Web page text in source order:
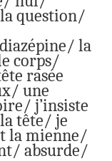
question/
la
corps/
rasée
une
j’insiste
tête/ je
la mienne/
absurde/